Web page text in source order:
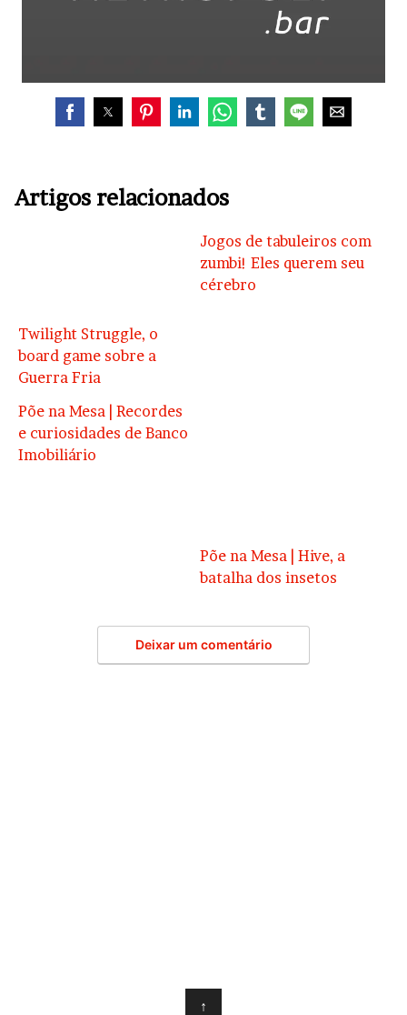
Artigos relacionados
Twilight Struggle, o
board game sobre a
Guerra Fria
Jogos de tabuleiros com
zumbi! Eles querem seu
cérebro
Põe na Mesa | Recordes
e curiosidades de Banco
Imobiliário
Põe na Mesa | Hive, a
batalha dos insetos
Deixar um comentário
↑